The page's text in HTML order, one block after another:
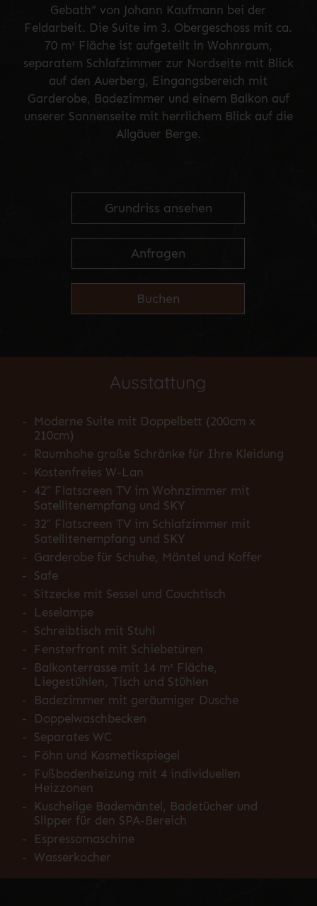
Gebath“ von Johann Kaufmann bei der
Feldarbeit. Die Suite im 3. Obergeschoss mit ca.
70 m² Fläche ist aufgeteilt in Wohnraum,
separatem Schlafzimmer zur Nordseite mit Blick
auf den Auerberg, Eingangsbereich mit
Garderobe, Badezimmer und einem Balkon auf
unserer Sonnenseite mit herrlichem Blick auf die
Allgäuer Berge.
Grundriss ansehen
Anfragen
Buchen
Ausstattung
-
Moderne Suite mit Doppelbett (200cm x
210cm)
-
Raumhohe große Schränke für Ihre Kleidung
-
Kostenfreies W-Lan
- 42″ Flatscreen TV im Wohnzimmer mit
Satellitenempfang und SKY
- 32″ Flatscreen TV im Schlafzimmer mit
Satellitenempfang und SKY
- Garderobe für Schuhe, Mäntel und Koffer
- Safe
- Sitzecke mit Sessel und Couchtisch
-
Leselampe
- Schreibtisch mit Stuhl
-
Fensterfront mit Schiebetüren
-
Balkonterrasse mit 14 m² Fläche,
Liegestühlen, Tisch und Stühlen
-
Badezimmer mit geräumiger Dusche
-
Doppelwaschbecken
- Separates WC
-
Föhn und Kosmetikspiegel
-
Fußbodenheizung mit 4 individuellen
Heizzonen
-
Kuschelige Bademäntel, Badetücher und
Slipper für den SPA-Bereich
-
Espressomaschine
- Wasserkocher